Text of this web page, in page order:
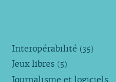
Interopérabilité (35)
Jeux libres (5)
Journalisme et logiciels